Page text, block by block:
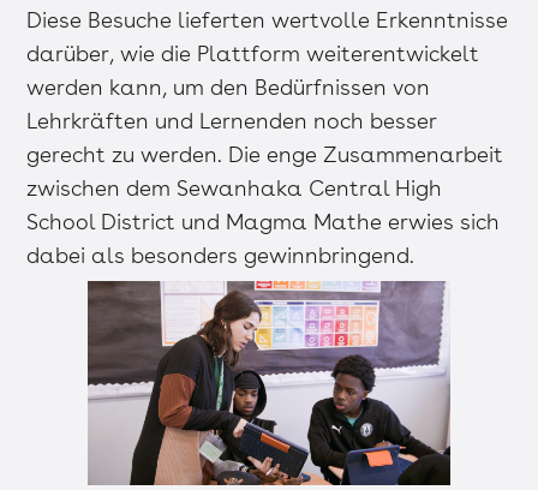
Diese Besuche lieferten wertvolle Erkenntnisse
darüber, wie die Plattform weiterentwickelt
werden kann, um den Bedürfnissen von
Lehrkräften und Lernenden noch besser
gerecht zu werden. Die enge Zusammenarbeit
zwischen dem Sewanhaka Central High
School District und Magma Mathe erwies sich
dabei als besonders gewinnbringend.